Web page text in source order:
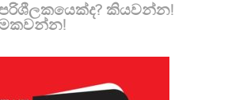
පරිශීලකයෙක්ද? කියවන්න!